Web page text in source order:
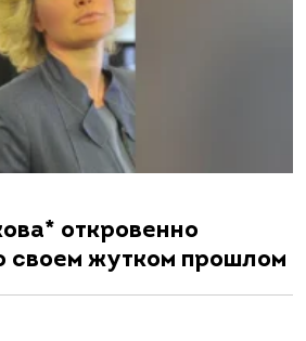
откровенно
своем жутком прошлом